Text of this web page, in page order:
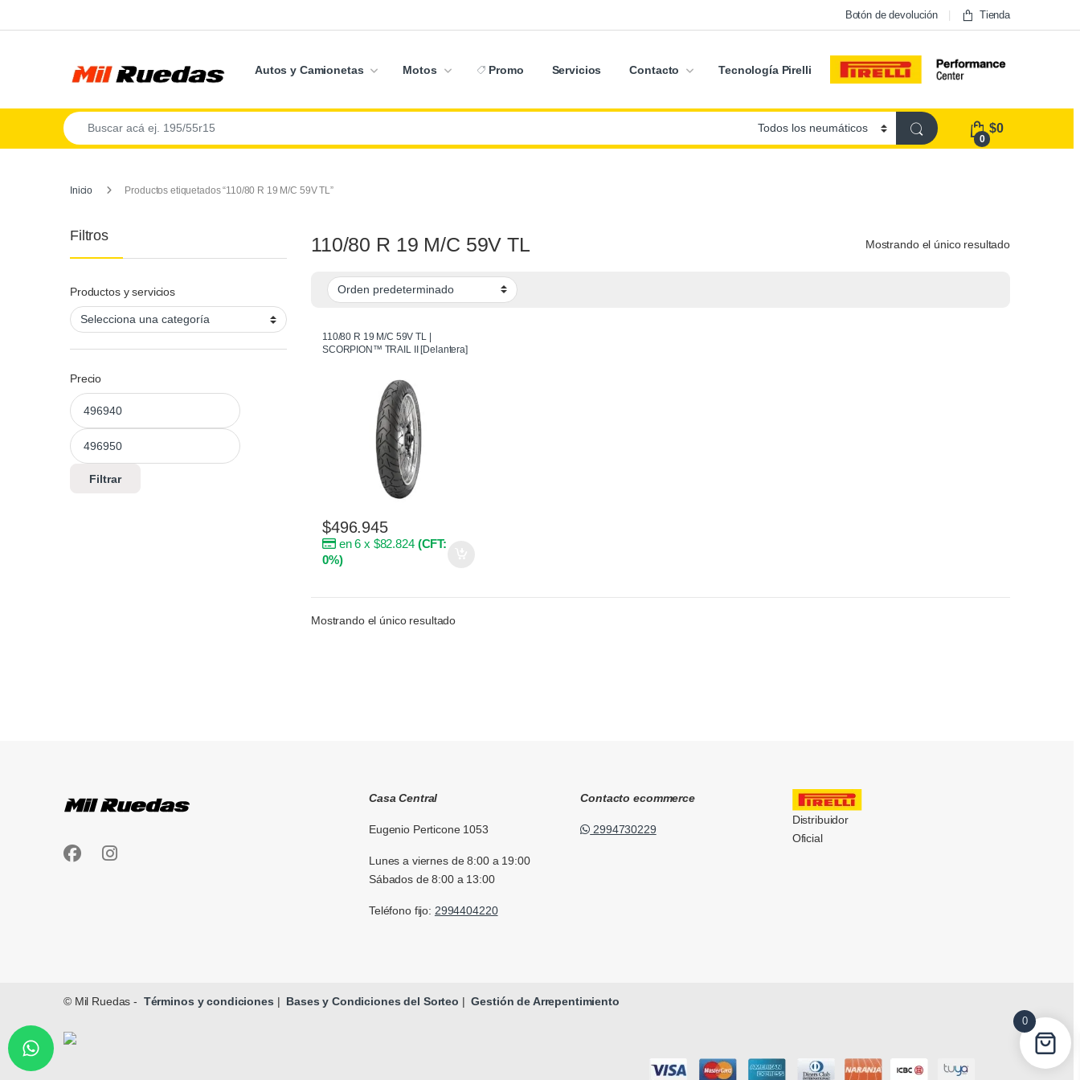
Botón de devolución Tienda
Autos y Camionetas Motos Promo Servicios Contacto Tecnología Pirelli
0
$0
Inicio Productos etiquetados “110/80 R 19 M/C 59V TL”
110/80 R 19 M/C 59V TL Mostrando el único resultado
110/80 R 19 M/C 59V TL |
SCORPION™ TRAIL II [Delantera]
$496.945
en 6 x $82.824 (CFT:
0%)
Mostrando el único resultado
Filtros
Productos y servicios
Precio
Filtrar
Casa Central
Eugenio Perticone 1053
Lunes a viernes de 8:00 a 19:00
Sábados de 8:00 a 13:00
Teléfono fijo: 2994404220
Contacto ecommerce
2994730229
Distribuidor
Oficial
© Mil Ruedas - Términos y condiciones | Bases y Condiciones del Sorteo | Gestión de Arrepentimiento
0